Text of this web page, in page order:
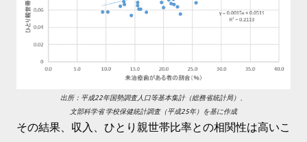
出所：平成22年国勢調査人口等基本集計（総務省統計局）、
文部科学省 学校保健統計調査（平成25年）を基に作成
その結果、収入、ひとり親世帯比率との相関性は高いこ